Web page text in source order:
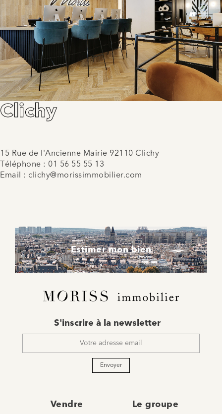
Clichy
15 Rue de l'Ancienne Mairie 92110 Clichy
Téléphone : 01 56 55 55 13
Email : clichy@morissimmobilier.com
Estimer mon bien
mail
S'inscrire à la newsletter
Envoyer
Vendre Le groupe